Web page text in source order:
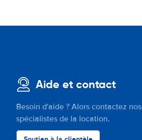
Aide et contact
Besoin d'aide ? Alors contactez nos
spécialistes de la location.